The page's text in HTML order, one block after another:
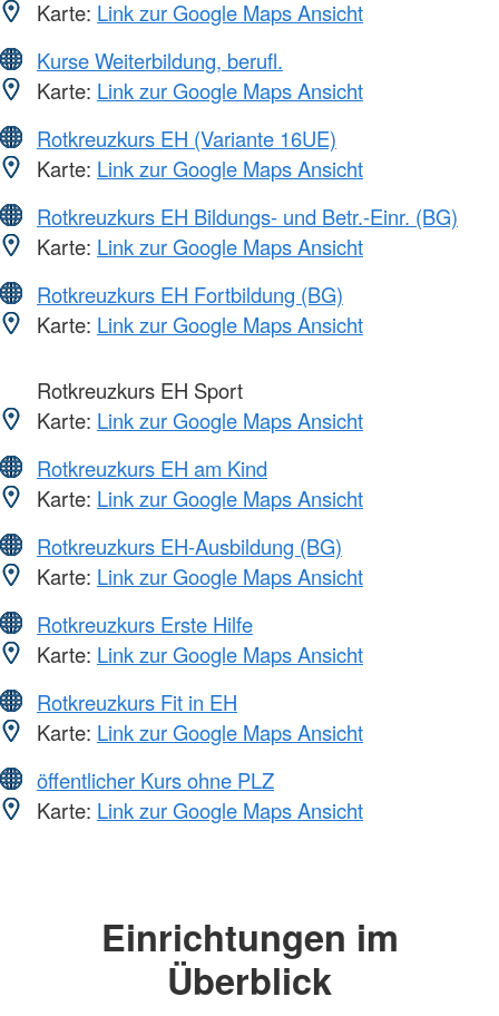
Karte: Link zur Google Maps Ansicht
Kurse Weiterbildung, berufl.
Karte: Link zur Google Maps Ansicht
Rotkreuzkurs EH (Variante 16UE)
Karte: Link zur Google Maps Ansicht
Rotkreuzkurs EH Bildungs- und Betr.-Einr. (BG)
Karte: Link zur Google Maps Ansicht
Rotkreuzkurs EH Fortbildung (BG)
Karte: Link zur Google Maps Ansicht
Rotkreuzkurs EH Sport
Karte: Link zur Google Maps Ansicht
Rotkreuzkurs EH am Kind
Karte: Link zur Google Maps Ansicht
Rotkreuzkurs EH-Ausbildung (BG)
Karte: Link zur Google Maps Ansicht
Rotkreuzkurs Erste Hilfe
Karte: Link zur Google Maps Ansicht
Rotkreuzkurs Fit in EH
Karte: Link zur Google Maps Ansicht
öffentlicher Kurs ohne PLZ
Karte: Link zur Google Maps Ansicht
Einrichtungen im
Überblick